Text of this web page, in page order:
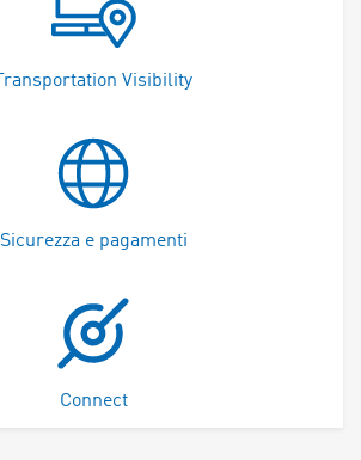
Transportation Visibility
Sicurezza e pagamenti
Connect